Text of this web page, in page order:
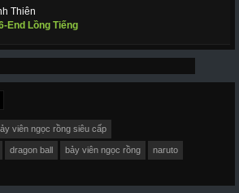
Thiên
End Lồng Tiếng
viên ngọc rồng siêu cấp
dragon ball bảy viên ngọc rồng naruto